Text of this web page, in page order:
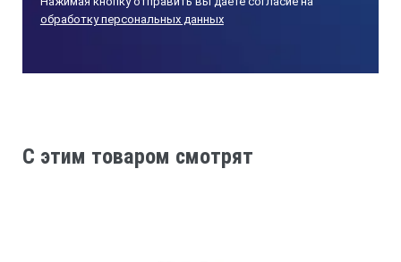
обработку персональных данных
C этим товаром смотрят